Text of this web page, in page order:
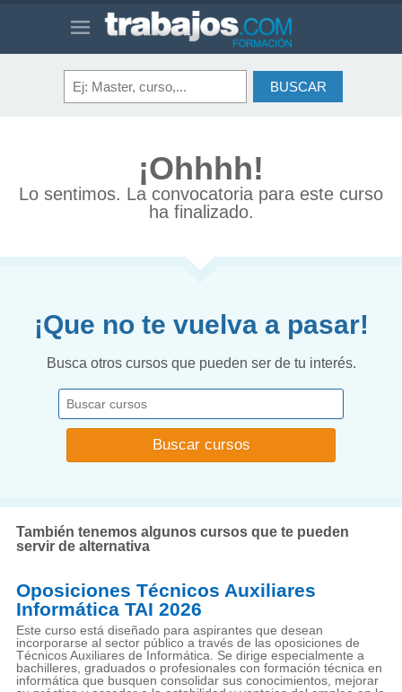
¡Ohhhh!
Lo sentimos. La convocatoria para este curso
ha finalizado.
¡Que no te vuelva a pasar!
Busca otros cursos que pueden ser de tu interés.
También tenemos algunos cursos que te pueden
servir de alternativa
Oposiciones Técnicos Auxiliares
Informática TAI 2026
Este curso está diseñado para aspirantes que desean
incorporarse al sector público a través de las oposiciones de
Técnicos Auxiliares de Informática. Se dirige especialmente a
bachilleres, graduados o profesionales con formación técnica en
informática que busquen consolidar sus conocimientos, mejorar